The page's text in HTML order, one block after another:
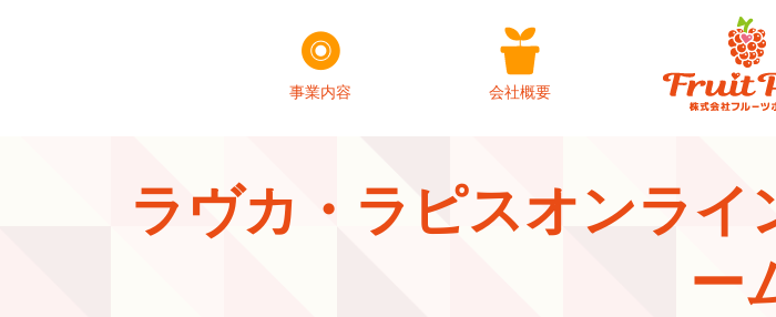
事業内容 会社概要
ラヴカ・ラピスオンライ
ー